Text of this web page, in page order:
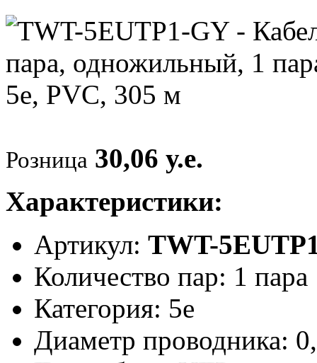
Розница 30,06 у.е.
Характеристики:
Артикул: TWT-
Количество пар: 1 пара
Категория: 5e
Диаметр проводника: